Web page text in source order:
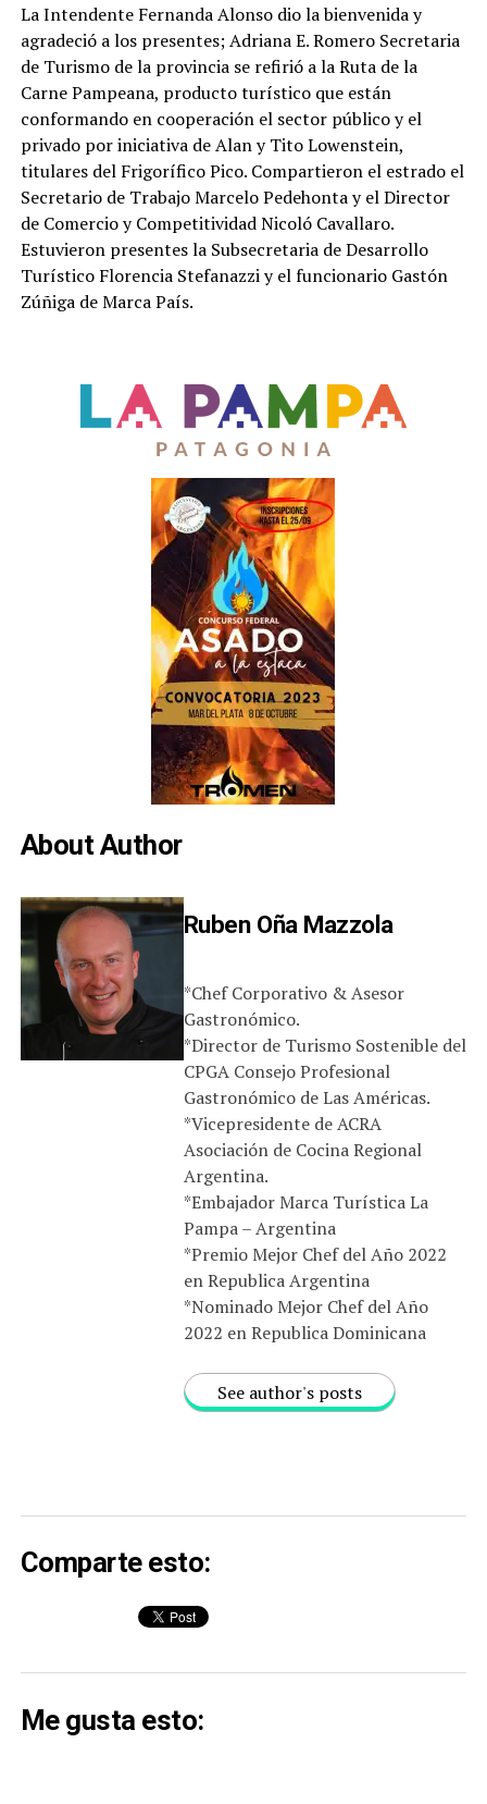
La Intendente Fernanda Alonso dio la bienvenida y
agradeció a los presentes; Adriana E. Romero Secretaria
de Turismo de la provincia se refirió a la Ruta de la
Carne Pampeana, producto turístico que están
conformando en cooperación el sector público y el
privado por iniciativa de Alan y Tito Lowenstein,
titulares del Frigorífico Pico. Compartieron el estrado el
Secretario de Trabajo Marcelo Pedehonta y el Director
de Comercio y Competitividad Nicoló Cavallaro.
Estuvieron presentes la Subsecretaria de Desarrollo
Turístico Florencia Stefanazzi y el funcionario Gastón
Zúñiga de Marca País.
About Author
Ruben Oña Mazzola
*Chef Corporativo & Asesor
Gastronómico.
*Director de Turismo Sostenible del
CPGA Consejo Profesional
Gastronómico de Las Américas.
*Vicepresidente de ACRA
Asociación de Cocina Regional
Argentina.
*Embajador Marca Turística La
Pampa – Argentina
*Premio Mejor Chef del Año 2022
en Republica Argentina
*Nominado Mejor Chef del Año
2022 en Republica Dominicana
See author's posts
Comparte esto:
Me gusta esto: